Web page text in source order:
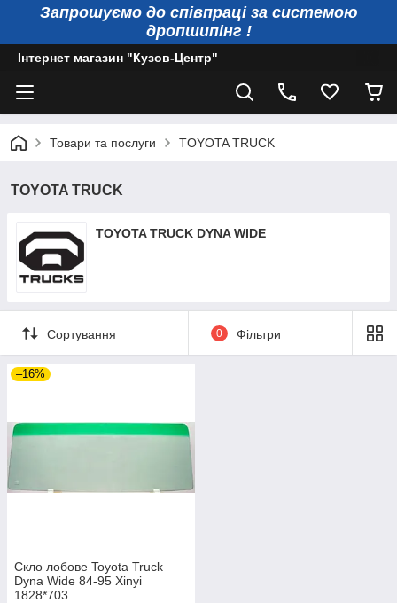
Запрошуємо до співпраці за системою
дропшипінг !
Інтернет магазин "Кузов-Центр"
Товари та послуги TOYOTA TRUCK
TOYOTA TRUCK
TOYOTA TRUCK DYNA WIDE
Сортування 0 Фільтри
–16%
Скло лобове Toyota Truck
Dyna Wide 84-95 Xinyi
1828*703